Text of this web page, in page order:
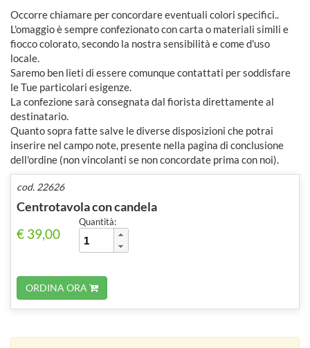
Occorre chiamare per concordare eventuali colori specifici..
L'omaggio è sempre confezionato con carta o materiali simili e
fiocco colorato, secondo la nostra sensibilità e come d'uso
locale.
Saremo ben lieti di essere comunque contattati per soddisfare
le Tue particolari esigenze.
La confezione sarà consegnata dal fiorista direttamente al
destinatario.
Quanto sopra fatte salve le diverse disposizioni che potrai
inserire nel campo note, presente nella pagina di conclusione
dell'ordine (non vincolanti se non concordate prima con noi).
cod. 22626
Centrotavola con candela
€ 39,00
Quantità:
ORDINA ORA